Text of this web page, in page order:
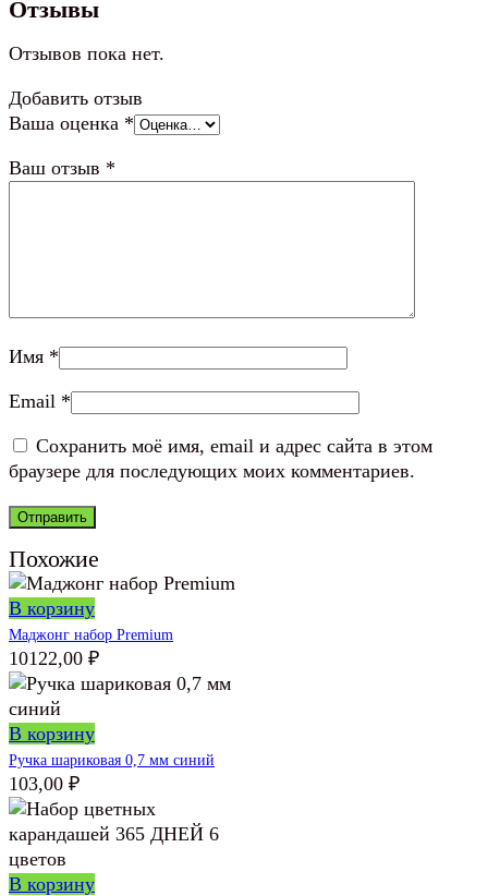
Отзывы
Отзывов пока нет.
Добавить отзыв
Ваша оценка *
Ваш отзыв *
Имя *
Email *
Сохранить моё имя, email и адрес сайта в этом
браузере для последующих моих комментариев.
Похожие
В корзину
Маджонг набор Premium
10122,00 ₽
В корзину
Ручка шариковая 0,7 мм синий
103,00 ₽
В корзину